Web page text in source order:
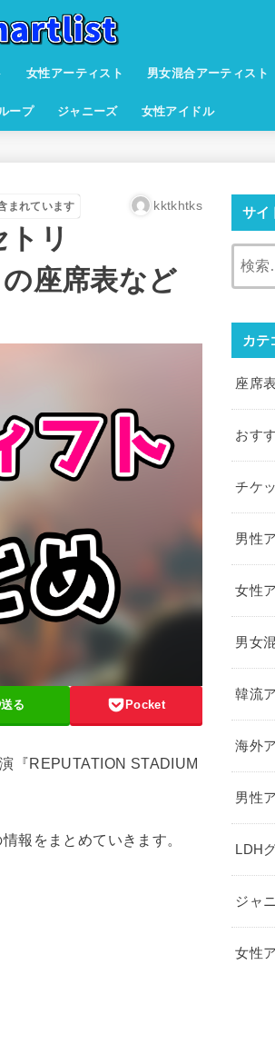
女性アーティスト 男女混合アーティスト
ープ ジャニーズ 女性アイドル
まれています kktkhtks
リ
の座席表など
送る Pocket
『REPUTATION STADIUM
報をまとめていきます。
サイ
カテ
座席
おす
チケ
男性
女性
男女
韓流
海外
男性
LDH
ジャ
女性